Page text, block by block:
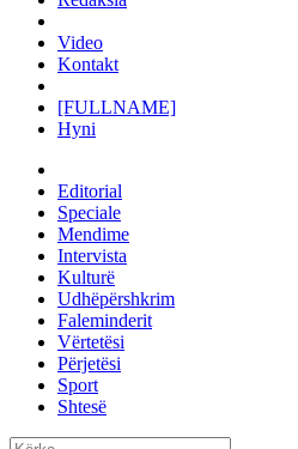
Video
Kontakt
[FULLNAME]
Hyni
Editorial
Speciale
Mendime
Intervista
Kulturë
Udhëpërshkrim
Faleminderit
Vërtetësi
Përjetësi
Sport
Shtesë